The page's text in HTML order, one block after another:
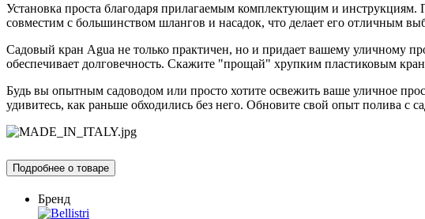
Установка проста благодаря прилагаемым комплектующим и
совместим с большинством шлангов и насадок, что делает его отличным
Садовый кран Agua не только практичен, но и придает вашему уличному
обеспечивает долговечность. Скажите "прощай" хрупким пластиковым
Будь вы опытным садоводом или просто хотите освежить ваше уличное
удивитесь, как раньше обходились без него. Обновите свой опыт полива с
Подробнее о товаре
Бренд